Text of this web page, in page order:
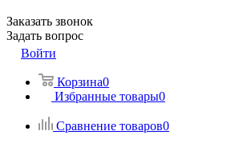
Заказать звонок
Задать вопрос
Войти
Корзина0
Избранные товары0
Сравнение товаров0